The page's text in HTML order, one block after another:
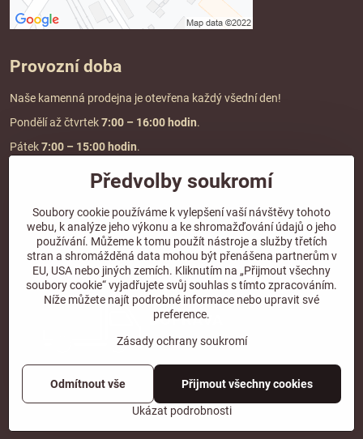
Provozní doba
Naše kamenná prodejna je otevřena každý všední den!
Pondělí až čtvrtek7:00 – 16:00 hodin.
Pátek7:00 – 15:00 hodin.
Doprava a platba
DOPRAVA ZDARMA
při objednávce nad2000 Kč vč. DPH.
*Nevztahuje se na paletovou přepravu.
©2026CopyrightPředvolby soukromíZásady ochrany soukromí
Vytvořeno systémem:ByznysWeb.cz
Předvolby soukromí
Soubory cookie používáme k vylepšení vaší návštěvy tohoto
webu, k analýze jeho výkonu a ke shromažďování údajů o jeho
používání. Můžeme k tomu použít nástroje a služby třetích
stran a shromážděná data mohou být přenášena partnerům v
EU, USA nebo jiných zemích. Kliknutím na „Přijmout všechny
soubory cookie“ vyjadřujete svůj souhlas s tímto zpracováním.
Níže můžete najít podrobné informace nebo upravit své
preference.
Zásady ochrany soukromí
Ukázat podrobnosti
Přijmout všechny cookies
Odmítnout vše